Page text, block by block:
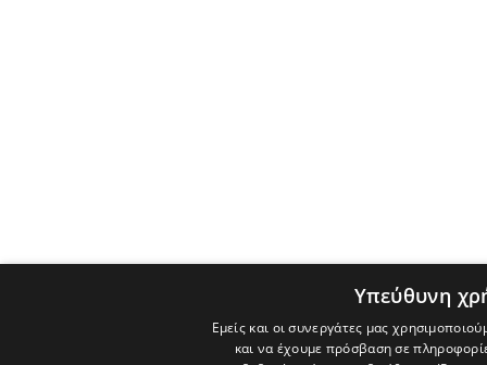
Υπεύθυνη
Εμείς και οι συνεργάτες μας
και να έχουμε πρόσβαση σε